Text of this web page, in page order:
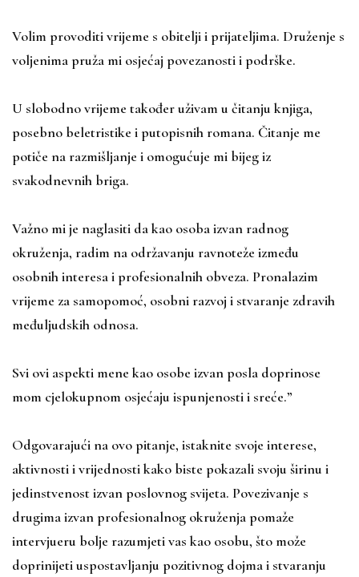
Volim provoditi vrijeme s obitelji i prijateljima. Druženje s
voljenima pruža mi osjećaj povezanosti i podrške.
U slobodno vrijeme također uživam u čitanju knjiga,
posebno beletristike i putopisnih romana. Čitanje me
potiče na razmišljanje i omogućuje mi bijeg iz
svakodnevnih briga.
Važno mi je naglasiti da kao osoba izvan radnog
okruženja, radim na održavanju ravnoteže između
osobnih interesa i profesionalnih obveza. Pronalazim
vrijeme za samopomoć, osobni razvoj i stvaranje zdravih
međuljudskih odnosa.
Svi ovi aspekti mene kao osobe izvan posla doprinose
mom cjelokupnom osjećaju ispunjenosti i sreće.”
Odgovarajući na ovo pitanje, istaknite svoje interese,
aktivnosti i vrijednosti kako biste pokazali svoju širinu i
jedinstvenost izvan poslovnog svijeta. Povezivanje s
drugima izvan profesionalnog okruženja pomaže
intervjueru bolje razumjeti vas kao osobu, što može
doprinijeti uspostavljanju pozitivnog dojma i stvaranju